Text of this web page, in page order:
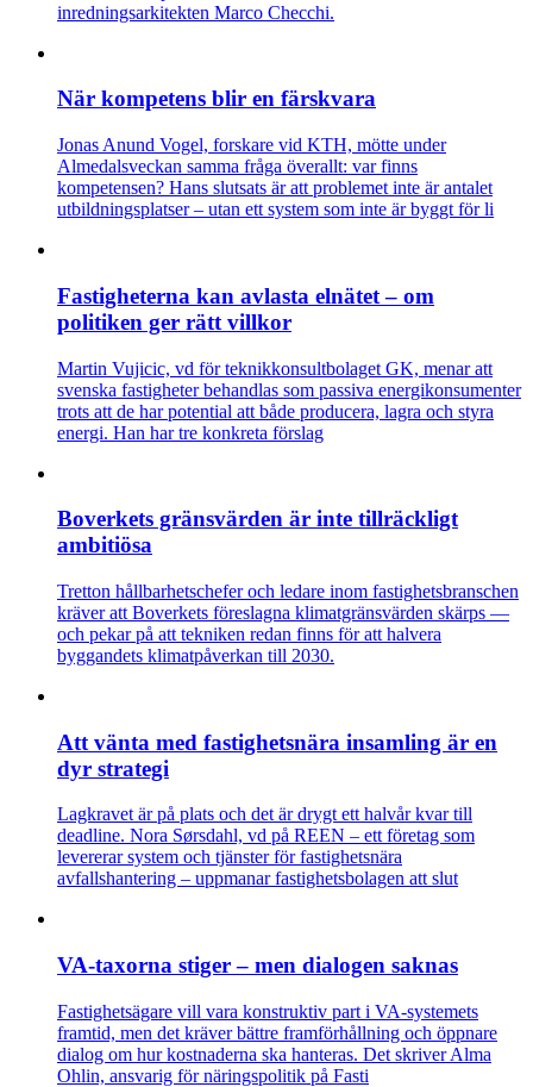
inredningsarkitekten Marco Checchi.
När kompetens blir en färskvara
Jonas Anund Vogel, forskare vid KTH, mötte under
Almedalsveckan samma fråga överallt: var finns
kompetensen? Hans slutsats är att problemet inte är antalet
utbildningsplatser – utan ett system som inte är byggt för li
Fastigheterna kan avlasta elnätet – om
politiken ger rätt villkor
Martin Vujicic, vd för teknikkonsultbolaget GK, menar att
svenska fastigheter behandlas som passiva energikonsumenter
trots att de har potential att både producera, lagra och styra
energi. Han har tre konkreta förslag
Boverkets gränsvärden är inte tillräckligt
ambitiösa
Tretton hållbarhetschefer och ledare inom fastighetsbranschen
kräver att Boverkets föreslagna klimatgränsvärden skärps —
och pekar på att tekniken redan finns för att halvera
byggandets klimatpåverkan till 2030.
Att vänta med fastighetsnära insamling är en
dyr strategi
Lagkravet är på plats och det är drygt ett halvår kvar till
deadline. Nora Sørsdahl, vd på REEN – ett företag som
levererar system och tjänster för fastighetsnära
avfallshantering – uppmanar fastighetsbolagen att slut
VA-taxorna stiger – men dialogen saknas
Fastighetsägare vill vara konstruktiv part i VA-systemets
framtid, men det kräver bättre framförhållning och öppnare
dialog om hur kostnaderna ska hanteras. Det skriver Alma
Ohlin, ansvarig för näringspolitik på Fasti